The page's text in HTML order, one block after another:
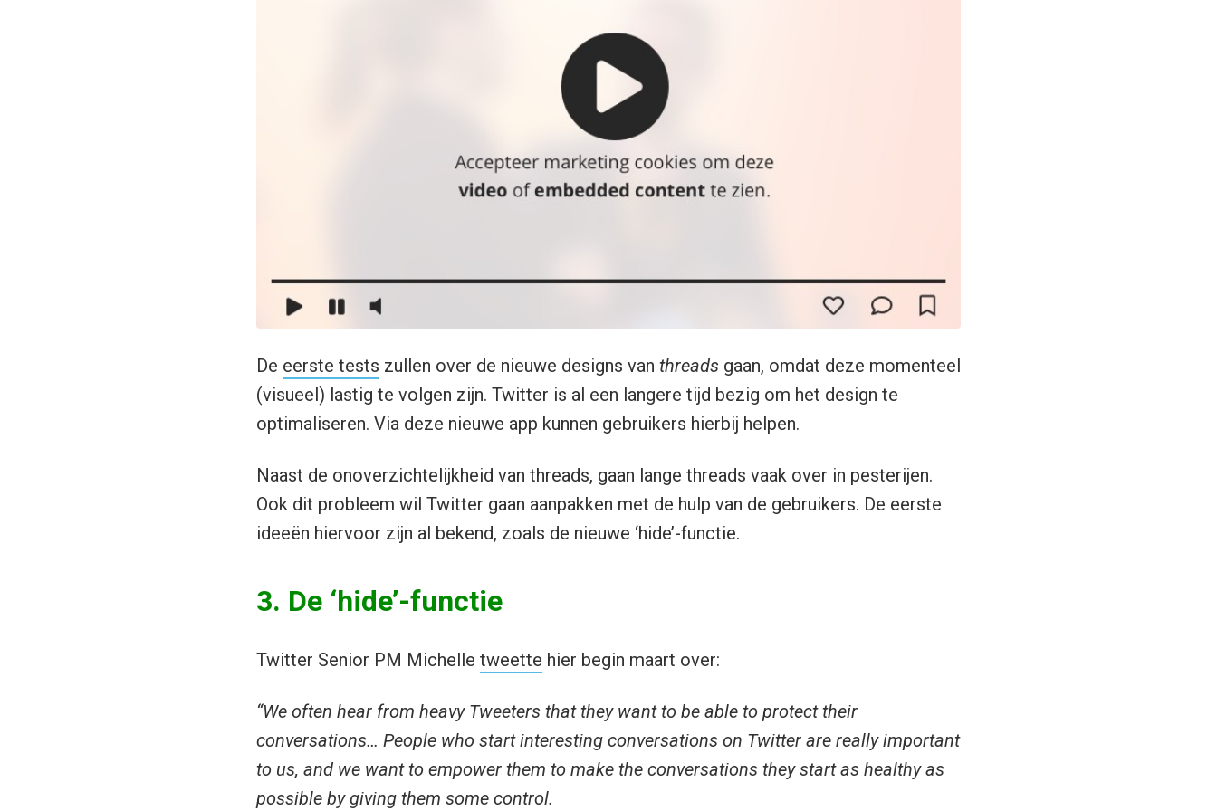
De eerste tests zullen over de nieuwe designs van threadsgaan, omdat deze momenteel
(visueel) lastig te volgen zijn. Twitter is al een langere tijd bezig om het design te
optimaliseren. Via deze nieuwe app kunnen gebruikers hierbij helpen.
Naast de onoverzichtelijkheid van threads, gaan lange threads vaak over in pesterijen.
Ook dit probleem wil Twitter gaan aanpakken met de hulp van de gebruikers. De eerste
ideeën hiervoor zijn al bekend, zoals de nieuwe ‘hide’-functie.
3. De ‘hide’-functie
Twitter Senior PM Michelle tweette hier begin maart over:
“We often hear from heavy Tweeters that they want to be able to protect their
conversations… People who start interesting conversations on Twitter are really important
to us, and we want to empower them to make the conversations they start as healthy as
possible by giving them some control.